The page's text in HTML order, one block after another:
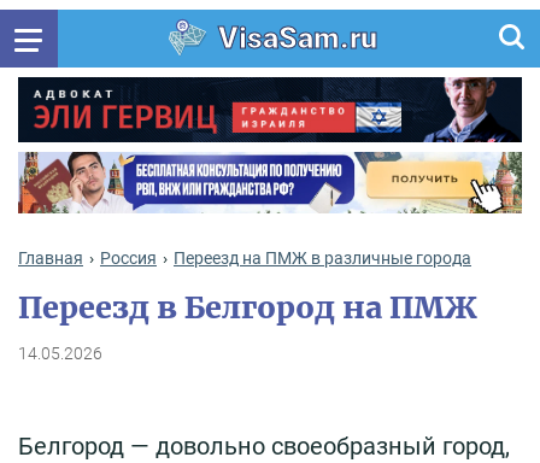
VisaSam.ru
Главная Россия Переезд на ПМЖ в различные города
Переезд в Белгород на ПМЖ
14.05.2026
Белгород — довольно своеобразный город,